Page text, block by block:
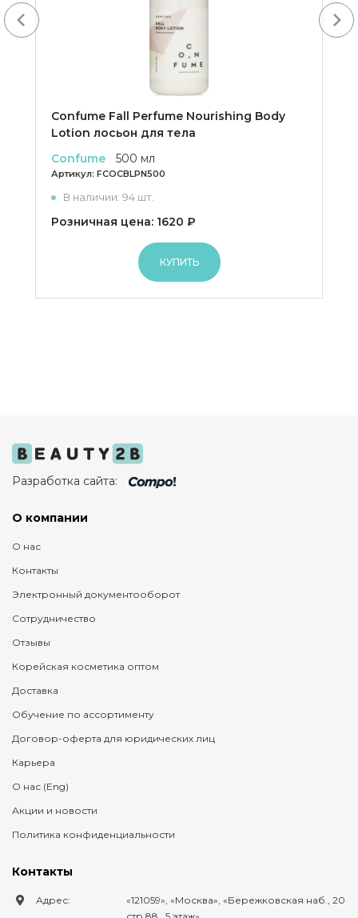
Confume Fall Perfume Nourishing Body
Lotion лосьон для тела
Confume
500 мл
Артикул: FCOCBLPN500
В наличии: 94 шт.
Розничная цена: 1620 ₽
КУПИТЬ
Разработка сайта:
О компании
О нас
Контакты
Электронный документооборот
Сотрудничество
Отзывы
Корейская косметика оптом
Доставка
Обучение по ассортименту
Договор-оферта для юридических лиц
Карьера
О нас (Eng)
Акции и новости
Политика конфиденциальности
Контакты
Адрес: 121059 , Москва ,
Бережковская наб., 20